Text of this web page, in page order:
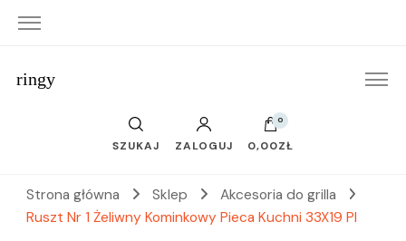
ringy
SZUKAJ ZALOGUJ
0
0,00ZŁ
Strona główna Sklep
Akcesoria do grilla
Ruszt Nr 1 Żeliwny Kominkowy Pieca Kuchni 33X19 Pl